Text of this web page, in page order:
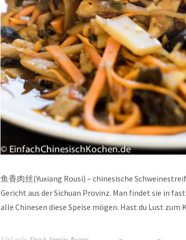
鱼香肉丝(Yuxiang Rousi) – chinesische
Gericht aus der Sichuan Provinz. Man findet sie in
alle Chinesen diese Speise mögen. Hast du Lust zum